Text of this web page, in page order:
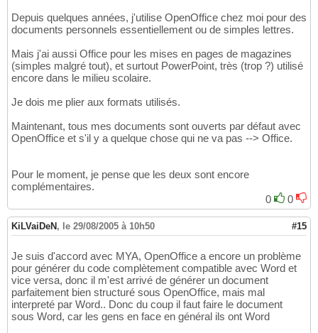
Depuis quelques années, j'utilise OpenOffice chez moi pour des
documents personnels essentiellement ou de simples lettres.
Mais j'ai aussi Office pour les mises en pages de magazines
(simples malgré tout), et surtout PowerPoint, très (trop ?) utilisé
encore dans le milieu scolaire.
Je dois me plier aux formats utilisés.
Maintenant, tous mes documents sont ouverts par défaut avec
OpenOffice et s'il y a quelque chose qui ne va pas --> Office.
Pour le moment, je pense que les deux sont encore
complémentaires.
0
0
KiLVaiDeN, le 29/08/2005 à 10h50 #15
Je suis d'accord avec MYA, OpenOffice a encore un problème
pour générer du code complètement compatible avec Word et
vice versa, donc il m'est arrivé de générer un document
parfaitement bien structuré sous OpenOffice, mais mal
interpreté par Word.. Donc du coup il faut faire le document
sous Word, car les gens en face en général ils ont Word